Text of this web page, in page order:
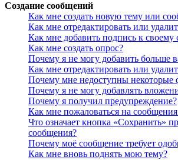
Создание сообщений
Как мне создать новую тему или
Как мне отредактировать или
Как мне добавить подпись к
Как мне создать опрос?
Почему я не могу добавить больше
Как мне отредактировать или
Почему мне недоступны некоторые
Почему я не могу добавлять
Почему я получил предупреждение?
Как мне пожаловаться на
Что означает кнопка «Сохранить»
сообщения?
Почему моё сообщение требует
Как мне вновь поднять мою тему?